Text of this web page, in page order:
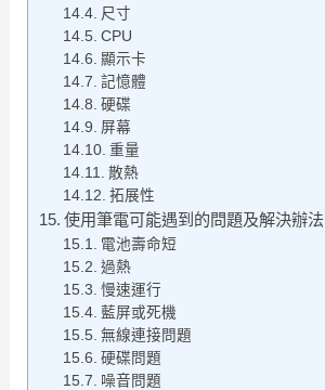
尺寸
CPU
顯示卡
記憶體
硬碟
屏幕
重量
散熱
拓展性
使用筆電可能遇到的問題及解決辦法
電池壽命短
過熱
慢速運行
藍屏或死機
無線連接問題
硬碟問題
噪音問題